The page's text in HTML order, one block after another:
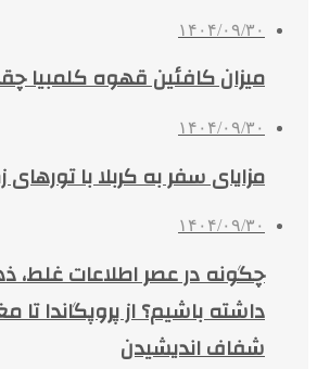
۱۴۰۴/۰۹/۳۰
میزان کافئین قهوه کلمبیا
۱۴۰۴/۰۹/۳۰
مزایای سفر به کربلا با
۱۴۰۴/۰۹/۳۰
چگونه در عصر اطلاعات غلط،
داشته باشیم؟ از پروپگاندا
شفاف اندیشیدن